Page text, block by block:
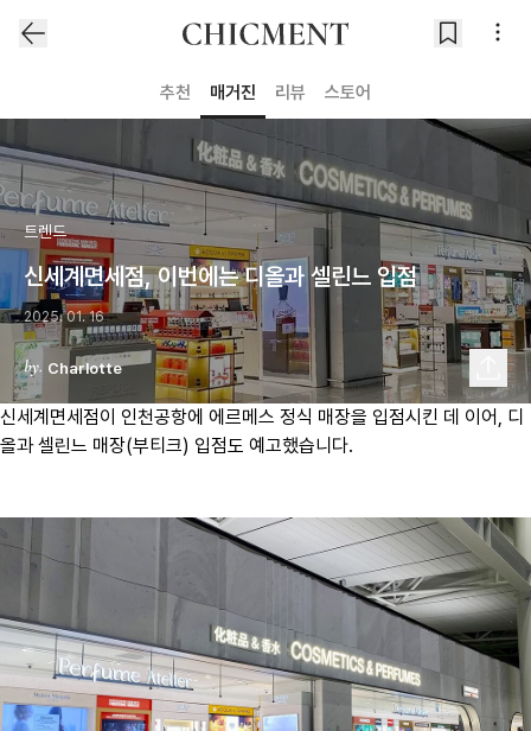
추천 매거진 리뷰 스토어
트렌드
신세계면세점, 이번에는 디올과 셀린느 입점
2025. 01. 16
Charlotte
신세계면세점이 인천공항에 에르메스 정식 매장을 입점시킨 데 이어, 디
올과 셀린느 매장(부티크) 입점도 예고했습니다.